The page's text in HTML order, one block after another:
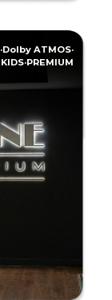
·Dolby ATMOS·
KIDS·PREMIUM